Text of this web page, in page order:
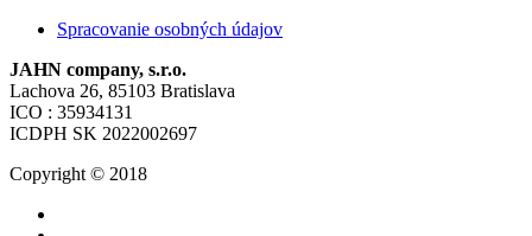
Spracovanie osobných údajov
JAHN company, s.r.o.
Lachova 26, 85103 Bratislava
ICO : 35934131
ICDPH SK 2022002697
Copyright © 2018